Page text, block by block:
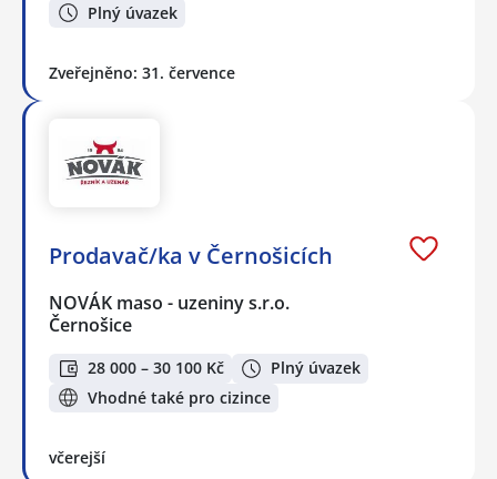
Plný úvazek
Zveřejněno: 31. července
Prodavač/ka v Černošicích
NOVÁK maso - uzeniny s.r.o.
Černošice
28 000 – 30 100 Kč
Plný úvazek
Vhodné také pro cizince
včerejší